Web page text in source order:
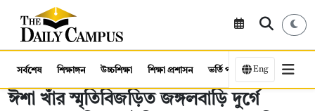
সর্বশেষ শিক্ষাঙ্গন উচ্চশিক্ষা শিক্ষা প্রশাসন ভর্তি পরীক্ষা কর্মসংস্থান
Eng
ঈশা খাঁর স্মৃতিবিজড়িত জঙ্গলবাড়ি দুর্গে